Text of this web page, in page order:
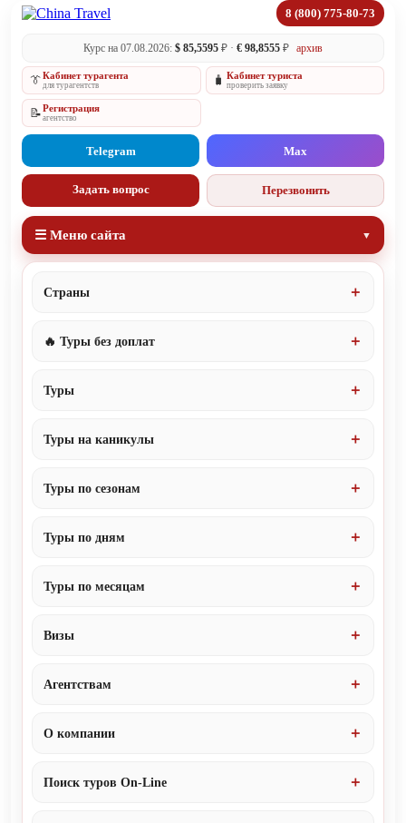
8 (800) 775-80-73
Курс на 07.08.2026: $ 85,5595 ₽ · € 98,8555 ₽ архив
👔Кабинет турагента
для турагентств 🧳 Кабинет туриста
проверить заявку
📝Регистрация
агентство
Telegram Max
Задать вопрос Перезвонить
☰ Меню сайта
Страны
🔥 Туры без доплат
Туры
Туры на каникулы
Туры по сезонам
Туры по дням
Туры по месяцам
Визы
Агентствам
О компании
Поиск туров On-Line